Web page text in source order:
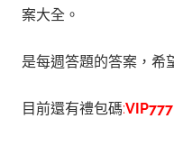
案大全。
是每週答題的答案，希
目前還有禮包碼: